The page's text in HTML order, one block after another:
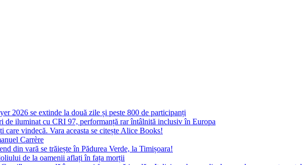
2026 se extinde la două zile și peste 800 de participanți
de iluminat cu CRI 97, performanță rar întâlnită inclusiv în Europa
vindecă. Vara aceasta se citește Alice Books!
Carrère
din vară se trăiește în Pădurea Verde, la Timișoara!
de la oamenii aflați în fața morții